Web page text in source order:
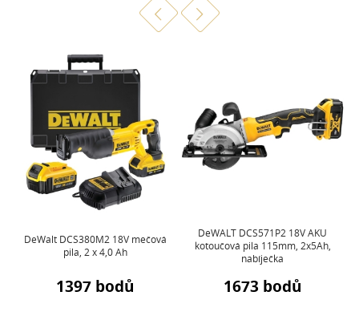
DeWalt DCS380M2 18V mečová
pila, 2 x 4,0 Ah
1397 bodů
DeWALT DCS571P2 18V AKU
kotoučová pila 115mm, 2x5Ah,
nabíječka
1673 bodů